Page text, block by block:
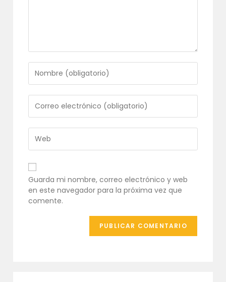
tu
nombre
o
nombre
de
usuario
para
comentar
tu
dirección
de
correo
electrónico
para
comentar
URL
de
tu
web
(opcional)
Guarda mi nombre, correo electrónico y web
en este navegador para la próxima vez que
comente.